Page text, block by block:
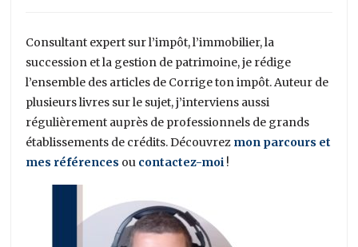
Consultant expert sur l’impôt, l’immobilier, la
succession et la gestion de patrimoine, je rédige
l’ensemble des articles de Corrige ton impôt. Auteur de
plusieurs livres sur le sujet, j’interviens aussi
régulièrement auprès de professionnels de grands
établissements de crédits. Découvrez mon parcours et
mes références ou contactez-moi !